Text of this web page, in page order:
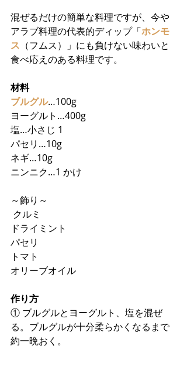
混ぜるだけの簡単な料理ですが、今や
アラブ料理の代表的ディップ「ホンモ
ス （フムス）」にも負けない味わいと
食べ応えのある料理です。
材料
ブルグル…100g
ヨーグルト…400g
塩…小さじ 1
パセリ…10g
ネギ…10g
ニンニク…1 かけ
～飾り～
クルミ
ドライミント
パセリ
トマト
オリーブオイル
作り方
① ブルグルとヨーグルト、塩を混ぜ
る。ブルグルが十分柔らかくなるまで
約一晩おく。